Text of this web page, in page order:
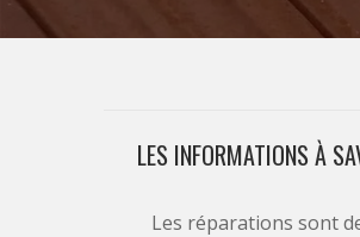
LES INFORMATIONS À
Les réparations sont